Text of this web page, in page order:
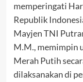
memperingati
Republik
Mayjen TNI
M.M., memimpin
Merah Putih
dilaksanakan di